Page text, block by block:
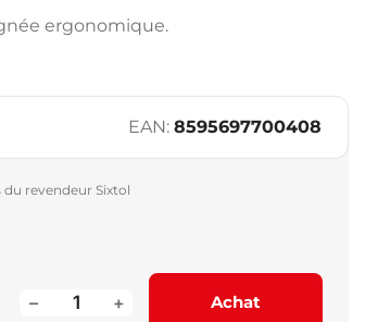
ergonomique.
EAN: 8595697700408
revendeur Sixtol
+
– Achat